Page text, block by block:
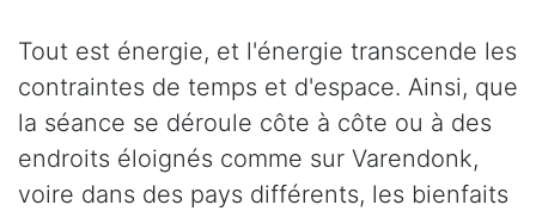
Tout est énergie, et l'énergie transcende les
contraintes de temps et d'espace. Ainsi, que
la séance se déroule côte à côte ou à des
endroits éloignés comme sur Varendonk,
voire dans des pays différents, les bienfaits